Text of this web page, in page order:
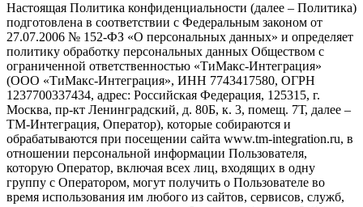
Настоящая Политика конфиденциальности (далее – Политика)
подготовлена в соответствии с Федеральным законом от
27.07.2006 № 152-ФЗ «О персональных данных» и определяет
политику обработку персональных данных Обществом с
ограниченной ответственностью «ТиМакс-Интеграция»
(ООО «ТиМакс-Интеграция», ИНН 7743417580, ОГРН
1237700337434, адрес: Российская Федерация, 125315, г.
Москва, пр-кт Ленинградский, д. 80Б, к. 3, помещ. 7Т, далее –
ТМ-Интеграция, Оператор), которые собираются и
обрабатываются при посещении сайта www.tm-integration.ru, в
отношении персональной информации Пользователя,
которую Оператор, включая всех лиц, входящих в одну
группу с Оператором, могут получить о Пользователе во
время использования им любого из сайтов, сервисов, служб,